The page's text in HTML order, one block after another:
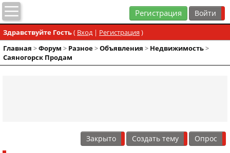
Регистрация
Здравствуйте Гость( Вход| Регистрация )
Главная >Форум > Разное>Объявления > Недвижимость>
Саяногорск Продам
Закрыто Создать тему Опрос